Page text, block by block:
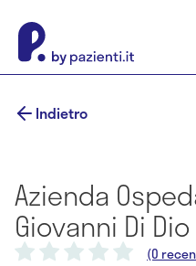
Indietro
Azienda
Giovanni Di Dio
(0